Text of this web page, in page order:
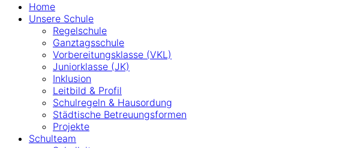
Home
Unsere Schule
Regelschule
Ganztagsschule
Vorbereitungsklasse (VKL)
Juniorklasse (JK)
Inklusion
Leitbild & Profil
Schulregeln & Hausordung
Städtische Betreuungsformen
Projekte
Schulteam